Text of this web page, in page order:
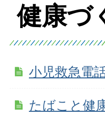
健康づ
小児救急電
たばこと健